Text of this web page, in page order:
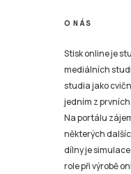
O NÁS
Stisk online je
mediálních
studia jako
jedním z
Na portálu
některých
dílny je
role při výrobě